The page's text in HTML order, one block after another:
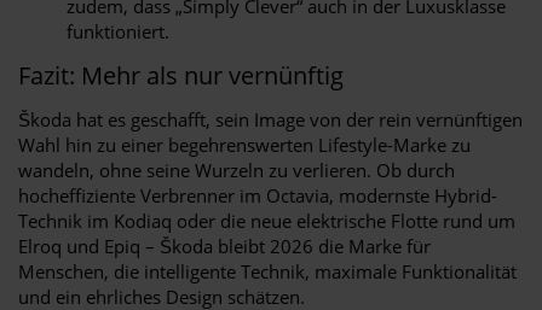
zudem, dass „Simply Clever“ auch in der Luxusklasse
funktioniert.
Fazit: Mehr als nur vernünftig
Škoda hat es geschafft, sein Image von der rein vernünftigen
Wahl hin zu einer begehrenswerten Lifestyle-Marke zu
wandeln, ohne seine Wurzeln zu verlieren. Ob durch
hocheffiziente Verbrenner im Octavia, modernste Hybrid-
Technik im Kodiaq oder die neue elektrische Flotte rund um
Elroq und Epiq – Škoda bleibt 2026 die Marke für
Menschen, die intelligente Technik, maximale Funktionalität
und ein ehrliches Design schätzen.